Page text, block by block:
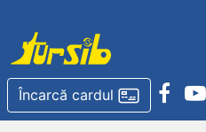
Încarcă cardul